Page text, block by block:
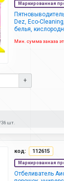
Маркированная
Dez, Eco-
белья,
Мин. сумма заказа
+
36 шт.
код: 112615
Маркированная
Отбеливатель